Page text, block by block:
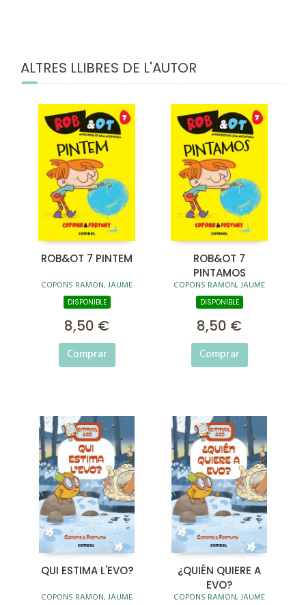
ALTRES LLIBRES DE L'AUTOR
ROB&OT 7 PINTEM
COPONS RAMON, JAUME
DISPONIBLE
8,50 €
Comprar
ROB&OT 7
PINTAMOS
COPONS RAMON, JAUME
DISPONIBLE
8,50 €
Comprar
QUI ESTIMA L'EVO?
COPONS RAMON, JAUME
¿QUIÉN QUIERE A
EVO?
COPONS RAMON, JAUME